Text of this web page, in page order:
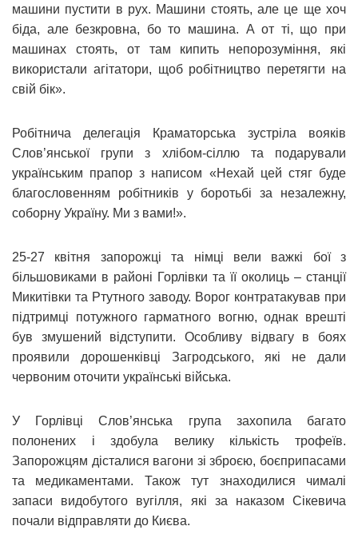
машини пустити в рух. Машини стоять, але це ще хоч
біда, але безкровна, бо то машина. А от ті, що при
машинах стоять, от там кипить непорозуміння, які
використали агітатори, щоб робітництво перетягти на
свій бік».
Робітнича делегація Краматорська зустріла вояків
Слов’янської групи з хлібом-сіллю та подарували
українським прапор з написом «Нехай цей стяг буде
благословенням робітників у боротьбі за незалежну,
соборну Україну. Ми з вами!».
25-27 квітня запорожці та німці вели важкі бої з
більшовиками в районі Горлівки та її околиць – станції
Микитівки та Ртутного заводу. Ворог контратакував при
підтримці потужного гарматного вогню, однак врешті
був змушений відступити. Особливу відвагу в боях
проявили дорошенківці Загродського, які не дали
червоним оточити українські війська.
У Горлівці Слов’янська група захопила багато
полонених і здобула велику кількість трофеїв.
Запорожцям дісталися вагони зі зброєю, боєприпасами
та медикаментами. Також тут знаходилися чималі
запаси видобутого вугілля, які за наказом Сікевича
почали відправляти до Києва.